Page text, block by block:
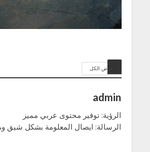
عرض الكل
admin
الرؤية: توفير محتوى عربي مميز
الرسالة: ايصال المعلومة بشكل شيق